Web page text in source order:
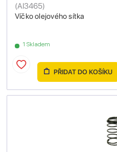
Víčko olejového sítka
(AI3465)
1 Skladem
PŘIDAT DO KOŠÍKU